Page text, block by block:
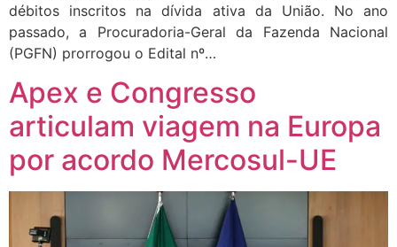
débitos inscritos na dívida ativa da União. No ano
passado, a Procuradoria-Geral da Fazenda Nacional
(PGFN) prorrogou o Edital nº…
Apex e Congresso
articulam viagem na Europa
por acordo Mercosul-UE